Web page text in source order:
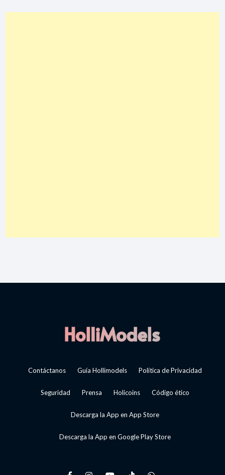
Contáctanos Guía Hollimodels Política de Privacidad
Seguridad Prensa Holicoins Código ético
Descarga la App en App Store
Descarga la App en Google Play Store